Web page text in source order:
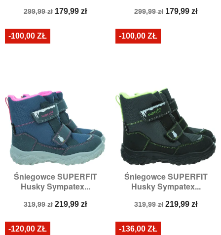
Cena
299,99 zł Cena
179,99 zł
Cena
299,99 zł Cena
179,99 zł
Śniegowce SUPERFIT
Husky Sympatex...
Cena
319,99 zł Cena
219,99 zł
-100,00 ZŁ
Śniegowce SUPERFIT
Husky Sympatex...
Cena
319,99 zł Cena
219,99 zł
-100,00 ZŁ
-120,00 ZŁ -136,00 ZŁ